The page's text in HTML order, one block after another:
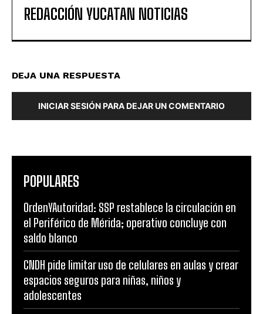
REDACCIÓN YUCATAN NOTICIAS
DEJA UNA RESPUESTA
INICIAR SESIÓN PARA DEJAR UN COMENTARIO
POPULARES
OrdenYAutoridad: SSP restablece la circulación en
el Periférico de Mérida; operativo concluye con
saldo blanco
CNDH pide limitar uso de celulares en aulas y crear
espacios seguros para niñas, niños y
adolescentes